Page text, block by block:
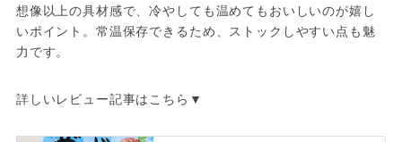
想像以上の具材感で、冷やしても温めてもおいしいのが嬉し
いポイント。常温保存できるため、ストックしやすい点も魅
力です。
詳しいレビュー記事はこちら▼